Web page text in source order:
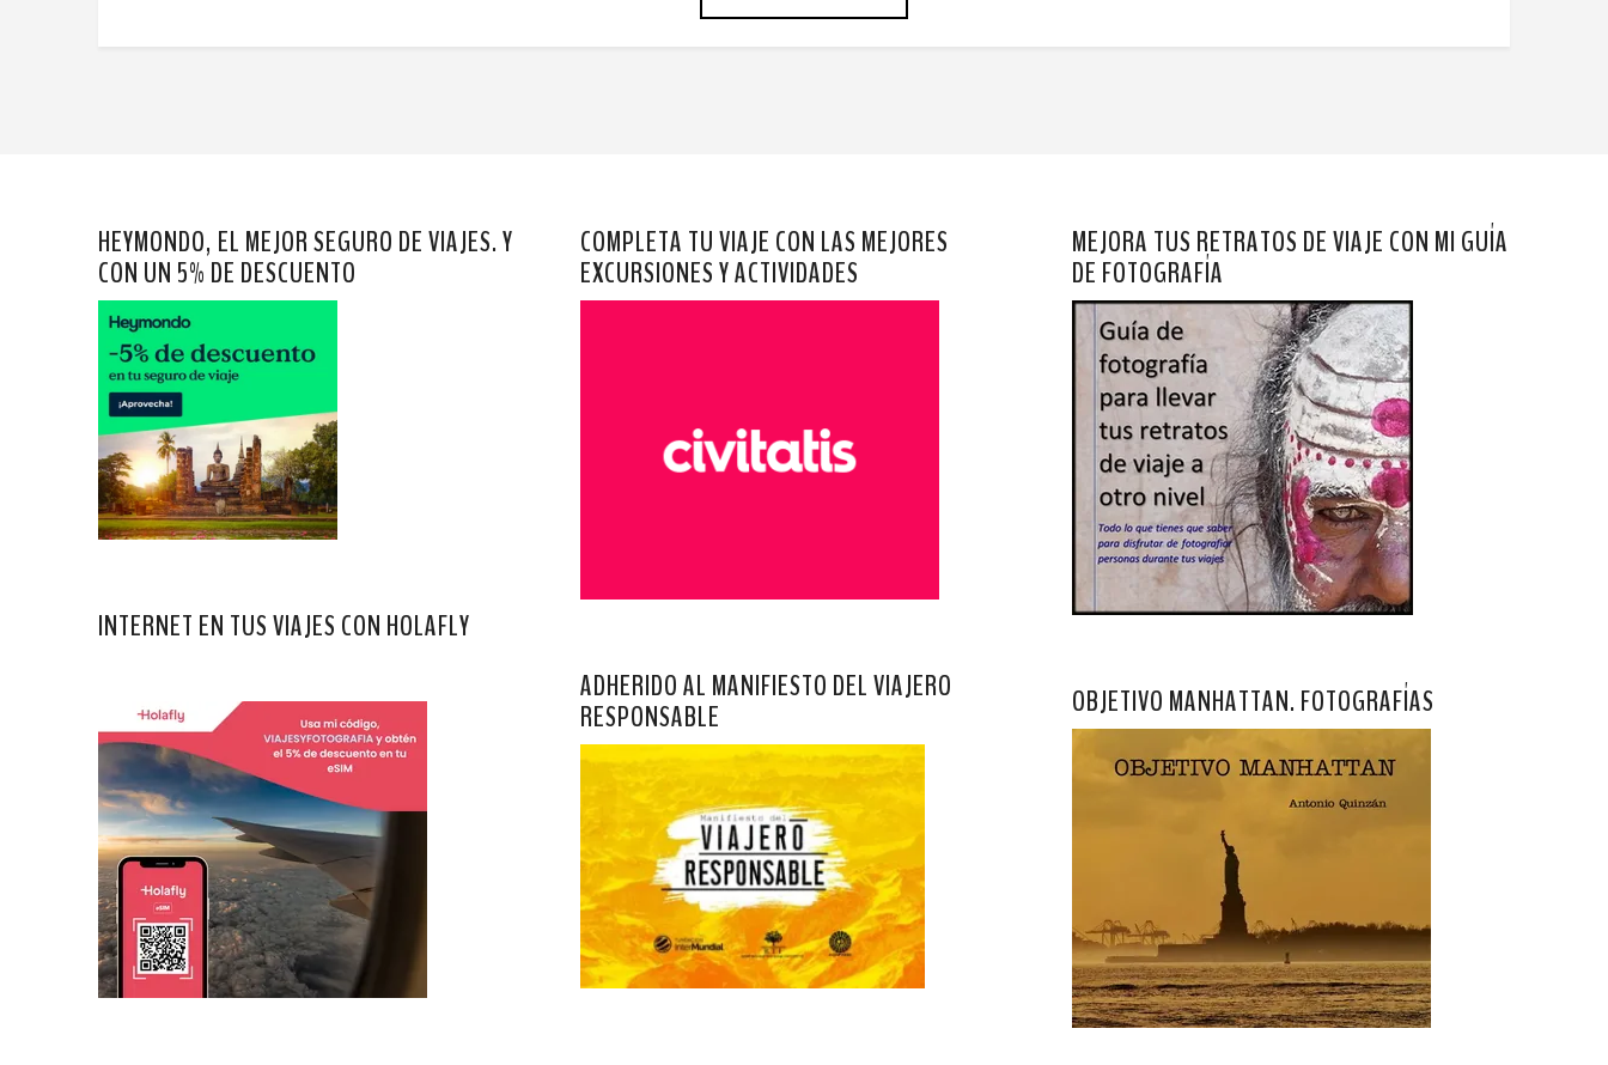
HEYMONDO, EL MEJOR SEGURO DE VIAJES. Y
CON UN 5% DE DESCUENTO
INTERNET EN TUS VIAJES CON HOLAFLY
COMPLETA TU VIAJE CON LAS MEJORES
EXCURSIONES Y ACTIVIDADES
ADHERIDO AL MANIFIESTO DEL VIAJERO
RESPONSABLE
MEJORA TUS RETRATOS DE VIAJE CON MI GUÍA
DE FOTOGRAFÍA
OBJETIVO MANHATTAN. FOTOGRAFÍAS